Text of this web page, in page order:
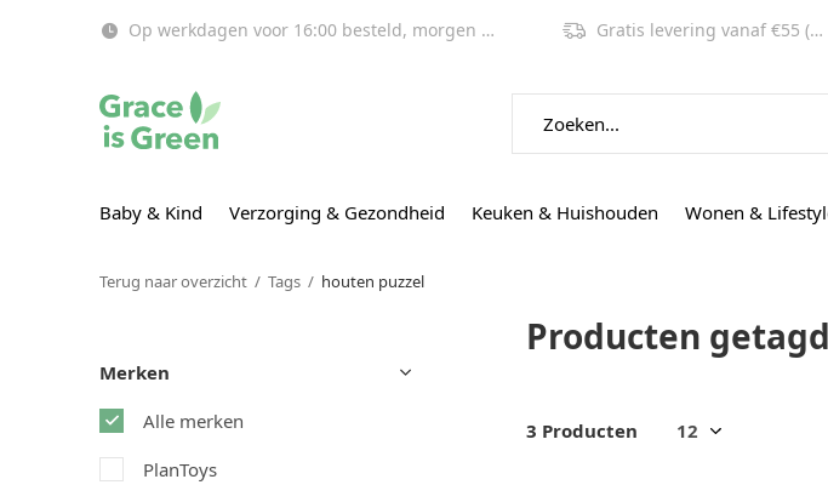
Baby & Kind Verzorging & Gezondheid Keuken & Huishouden Wonen &
Op werkdagen voor 16:00 besteld, morgen in huis! Gratis levering vanaf €55 (NL, BE)
Terug naar overzicht Tags houten puzzel
Producten
3 Producten
Merken
Alle merken
PlanToys